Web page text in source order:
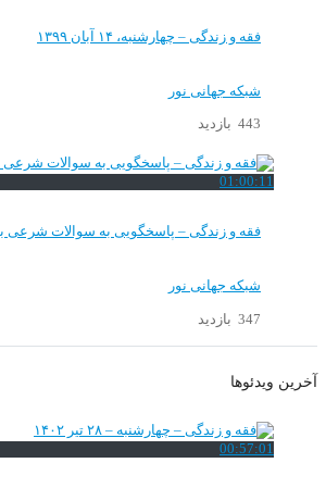
فقه و زندگی – چهارشنبه، ۱۴ آبان ۱۳۹۹
شبکه جهانی نور
443 بازدید
01:00:11
فقه و زندگی – پاسخگویی به سوالات شرعی
شبکه جهانی نور
347 بازدید
آخرین ویدئوها
00:57:01